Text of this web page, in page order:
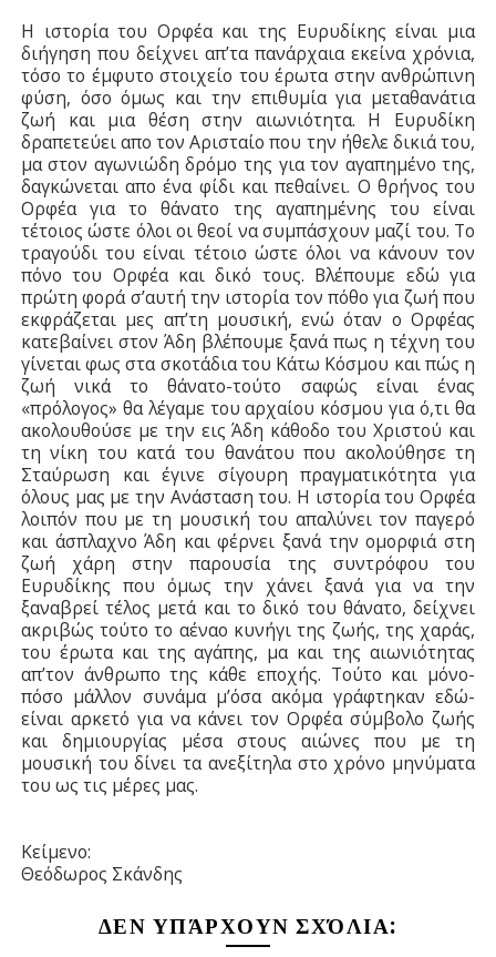
Η ιστορία του Ορφέα και της Ευρυδίκης είναι μια
διήγηση που δείχνει απ’τα πανάρχαια εκείνα χρόνια,
τόσο το έμφυτο στοιχείο του έρωτα στην ανθρώπινη
φύση, όσο όμως και την επιθυμία για μεταθανάτια
ζωή και μια θέση στην αιωνιότητα. Η Ευρυδίκη
δραπετεύει απο τον Αρισταίο που την ήθελε δικιά του,
μα στον αγωνιώδη δρόμο της για τον αγαπημένο της,
δαγκώνεται απο ένα φίδι και πεθαίνει. Ο θρήνος του
Ορφέα για το θάνατο της αγαπημένης του είναι
τέτοιος ώστε όλοι οι θεοί να συμπάσχουν μαζί του. Το
τραγούδι του είναι τέτοιο ώστε όλοι να κάνουν τον
πόνο του Ορφέα και δικό τους. Βλέπουμε εδώ για
πρώτη φορά σ’αυτή την ιστορία τον πόθο για ζωή που
εκφράζεται μες απ’τη μουσική, ενώ όταν ο Ορφέας
κατεβαίνει στον Άδη βλέπουμε ξανά πως η τέχνη του
γίνεται φως στα σκοτάδια του Κάτω Κόσμου και πώς η
ζωή νικά το θάνατο-τούτο σαφώς είναι ένας
«πρόλογος» θα λέγαμε του αρχαίου κόσμου για ό,τι θα
ακολουθούσε με την εις Άδη κάθοδο του Χριστού και
τη νίκη του κατά του θανάτου που ακολούθησε τη
Σταύρωση και έγινε σίγουρη πραγματικότητα για
όλους μας με την Ανάσταση του. Η ιστορία του Ορφέα
λοιπόν που με τη μουσική του απαλύνει τον παγερό
και άσπλαχνο Άδη και φέρνει ξανά την ομορφιά στη
ζωή χάρη στην παρουσία της συντρόφου του
Ευρυδίκης που όμως την χάνει ξανά για να την
ξαναβρεί τέλος μετά και το δικό του θάνατο, δείχνει
ακριβώς τούτο το αέναο κυνήγι της ζωής, της χαράς,
του έρωτα και της αγάπης, μα και της αιωνιότητας
απ’τον άνθρωπο της κάθε εποχής. Τούτο και μόνο-
πόσο μάλλον συνάμα μ’όσα ακόμα γράφτηκαν εδώ-
είναι αρκετό για να κάνει τον Ορφέα σύμβολο ζωής
και δημιουργίας μέσα στους αιώνες που με τη
μουσική του δίνει τα ανεξίτηλα στο χρόνο μηνύματα
του ως τις μέρες μας.
Κείμενο:
Θεόδωρος Σκάνδης
ΔΕΝ ΥΠΆΡΧΟΥΝ ΣΧΌΛΙΑ: